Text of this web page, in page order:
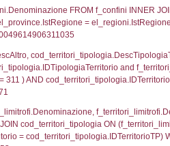
AS el_com ON
0.002730131149292
as
ON
AS el_comuni_1 ON